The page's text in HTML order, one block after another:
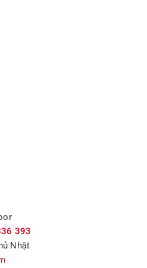
393
Nhật